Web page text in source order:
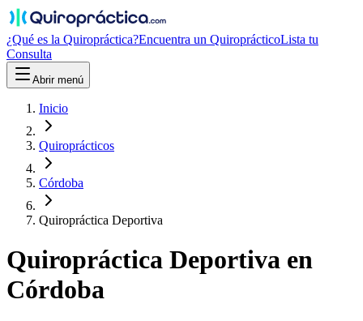
¿Qué es la Quiropráctica?Encuentra un QuiroprácticoLista tu
Consulta
Abrir menú
Inicio
Quiroprácticos
Córdoba
Quiropráctica Deportiva
Quiropráctica Deportiva en
Córdoba